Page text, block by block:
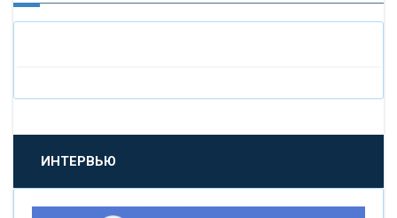
«БАНК САНКТ-ПЕТЕРБУРГ»
«ПРОМСВЯЗЬБАНК»
«НОВИКОМБАНК»
ИНТЕРВЬЮ